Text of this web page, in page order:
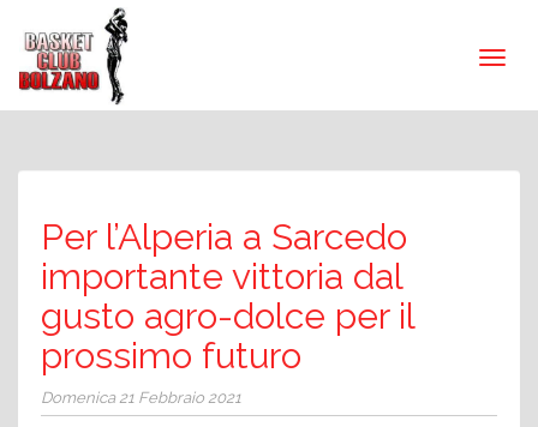
Per l’Alperia a Sarcedo
importante vittoria dal
gusto agro-dolce per il
prossimo futuro
Domenica 21 Febbraio 2021